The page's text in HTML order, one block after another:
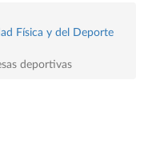
Física y del Deporte
deportivas